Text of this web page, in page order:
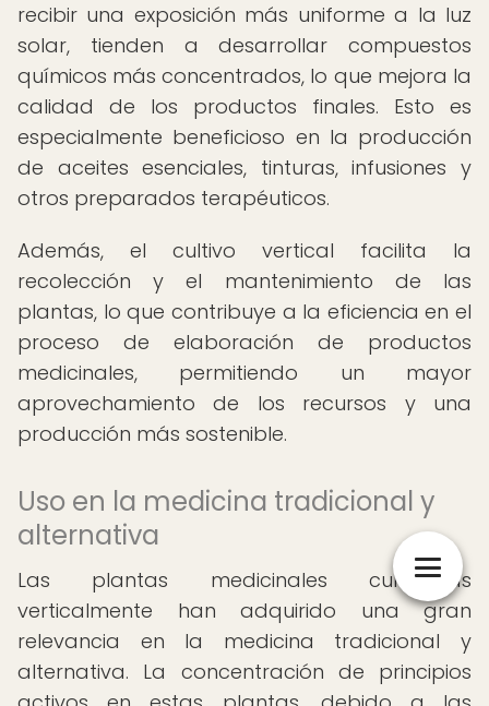
recibir una exposición más uniforme a la luz
solar, tienden a desarrollar compuestos
químicos más concentrados, lo que mejora la
calidad de los productos finales. Esto es
especialmente beneficioso en la producción
de aceites esenciales, tinturas, infusiones y
otros preparados terapéuticos.
Además, el cultivo vertical facilita la
recolección y el mantenimiento de las
plantas, lo que contribuye a la eficiencia en el
proceso de elaboración de productos
medicinales, permitiendo un mayor
aprovechamiento de los recursos y una
producción más sostenible.
Uso en la medicina tradicional y
alternativa
Las plantas medicinales cultivadas
verticalmente han adquirido una gran
relevancia en la medicina tradicional y
alternativa. La concentración de principios